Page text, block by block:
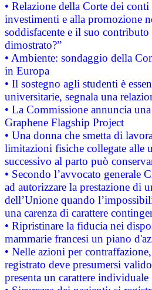
• Relazione della Corte dei
investimenti e alla promozione
soddisfacente e il suo
dimostrato?”
• Ambiente: sondaggio della
in Europa
• Il sostegno agli studenti è
universitarie, segnala una
• La Commissione annuncia
Graphene Flagship Project
• Una donna che smetta di
limitazioni fisiche collegate alle
successivo al parto può
• Secondo l’avvocato
ad autorizzare la prestazione di
dell’Unione quando
una carenza di carattere
• Ripristinare la fiducia nei
mammarie francesi un piano
• Nelle azioni per
registrato deve presumersi
presenta un carattere individuale